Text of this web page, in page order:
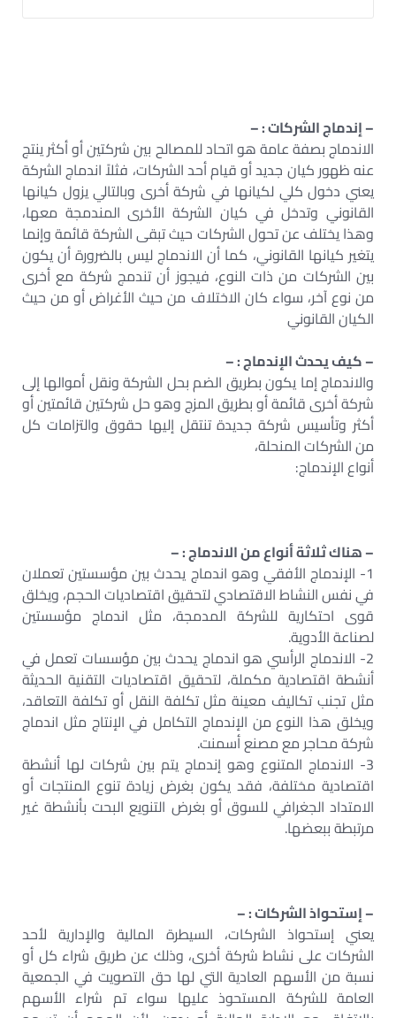
– إندماج الشركات : –
الاندماج بصفة عامة هو اتحاد للمصالح بين شركتين أو أكثر ينتج
عنه ظهور كيان جديد أو قيام أحد الشركات، فثلاً اندماج الشركة
يعني دخول كلي لكيانها في شركة أخرى وبالتالي يزول كيانها
القانوني وتدخل في كيان الشركة الأخرى المندمجة معها،
وهذا يختلف عن تحول الشركات حيث تبقى الشركة قائمة وإنما
يتغير كيانها القانوني، كما أن الاندماج ليس بالضرورة أن يكون
بين الشركات من ذات النوع، فيجوز أن تندمج شركة مع أخرى
من نوع آخر، سواء كان الاختلاف من حيث الأغراض أو من حيث
الكيان القانوني
– كيف يحدث الإندماج : –
والاندماج إما يكون بطريق الضم بحل الشركة ونقل أموالها إلى
شركة أخرى قائمة أو بطريق المزج وهو حل شركتين قائمتين أو
أكثر وتأسيس شركة جديدة تنتقل إليها حقوق والتزامات كل
من الشركات المنحلة،
أنواع الإندماج:
– هناك ثلاثة أنواع من الاندماج : –
1- الإندماج الأفقي وهو اندماج يحدث بين مؤسستين تعملان
في نفس النشاط الاقتصادي لتحقيق اقتصاديات الحجم، ويخلق
قوى احتكارية للشركة المدمجة، مثل اندماج مؤسستين
لصناعة الأدوية.
2- الاندماج الرأسي هو اندماج يحدث بين مؤسسات تعمل في
أنشطة اقتصادية مكملة، لتحقيق اقتصاديات التقنية الحديثة
مثل تجنب تكاليف معينة مثل تكلفة النقل أو تكلفة التعاقد،
ويخلق هذا النوع من الإندماج التكامل في الإنتاج مثل اندماج
شركة محاجر مع مصنع أسمنت.
3- الاندماج المتنوع وهو إندماج يتم بين شركات لها أنشطة
اقتصادية مختلفة، فقد يكون بغرض زيادة تنوع المنتجات أو
الامتداد الجغرافي للسوق أو بغرض التنويع البحت بأنشطة غير
مرتبطة ببعضها.
– إستحواذ الشركات : –
يعني إستحواذ الشركات، السيطرة المالية والإدارية لأحد
الشركات على نشاط شركة أخرى، وذلك عن طريق شراء كل أو
نسبة من الأسهم العادية التي لها حق التصويت في الجمعية
العامة للشركة المستحوذ عليها سواء تم شراء الأسهم